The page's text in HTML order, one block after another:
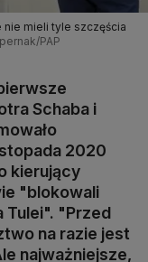
nie mieli tyle szczęścia
PAP
Schaba i
2020
kierujący
"blokowali
Tulei". "Przed
na razie jest
najważniejsze,